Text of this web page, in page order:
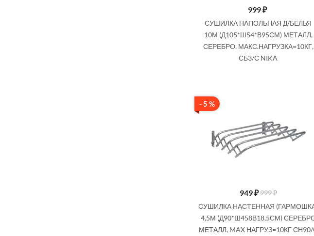
999₽
СУШИЛКА НАПОЛЬНАЯ Д/БЕЛЬЯ
10М (Д105*Ш54*В95СМ) МЕТАЛЛ,
СЕРЕБРО, МАКС.НАГРУЗКА=10КГ,
СБ3/С NIKA
- 5 %
949₽999 ₽
СУШИЛКА НАСТЕННАЯ
4,5М (Д90*Ш458В18,5СМ)
МЕТАЛЛ, MAX НАГРУЗ=10КГ